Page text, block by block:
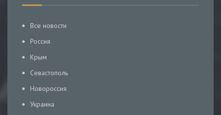
Все новости
Россия
Крым
Севастополь
Новороссия
Украина